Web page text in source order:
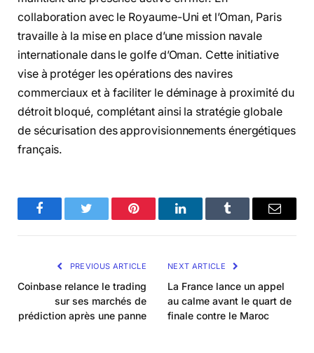
collaboration avec le Royaume-Uni et l’Oman, Paris
travaille à la mise en place d’une mission navale
internationale dans le golfe d’Oman. Cette initiative
vise à protéger les opérations des navires
commerciaux et à faciliter le déminage à proximité du
détroit bloqué, complétant ainsi la stratégie globale
de sécurisation des approvisionnements énergétiques
français.
FacebookTwitter Pinterest LinkedInTumblr Email
PREVIOUS ARTICLE
Coinbase relance le trading
sur ses marchés de
prédiction après une panne
NEXT ARTICLE
La France lance un appel
au calme avant le quart de
finale contre le Maroc